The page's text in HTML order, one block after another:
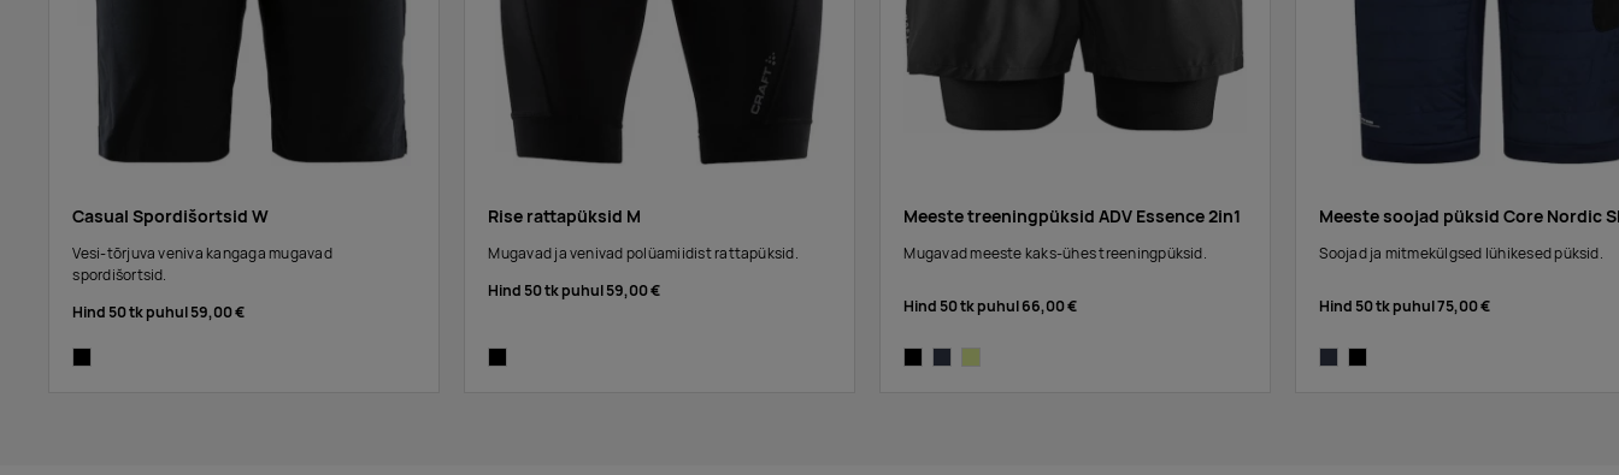
Casual Spordišortsid W
Vesi-tõrjuva veniva kangaga mugavad
spordišortsid.
Hind 50 tk puhul59,00 €
Rise rattapüksid M
Mugavad ja venivad polüamiidist rattapüksid.
Hind 50 tk puhul59,00 €
Meeste treeningpüksid ADV Essence 2in1
Mugavad meeste kaks-ühes treeningpüksid.
Hind 50 tk puhul66,00 €
Meeste soojad püksid Core Nordic
Soojad ja mitmekülgsed lühikesed püksid.
Hind 50 tk puhul75,00 €